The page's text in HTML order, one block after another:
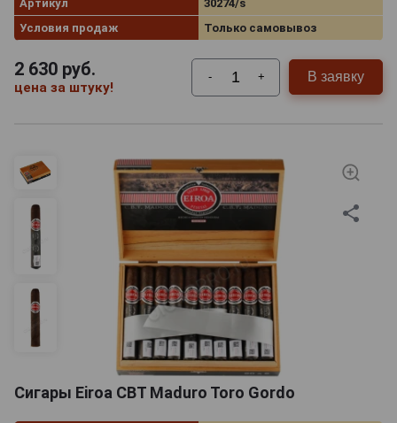
Артикул
30274/s
Условия продаж
Только самовывоз
2 630 руб.
цена за штуку!
- + В заявку
Сигары Eiroa CBT Maduro Toro Gordo